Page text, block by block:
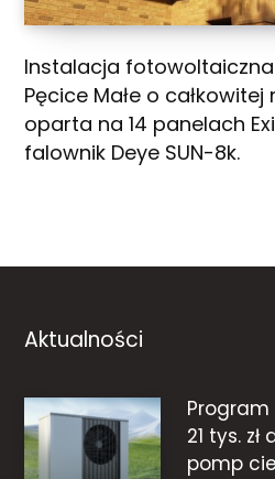
Instalacja
Pęcice Małe o
oparta na 14 panelach
falownik Deye SUN-8k.
Aktualności
Program
21 tys.
pomp